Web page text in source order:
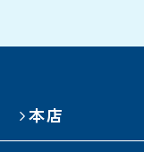
本店